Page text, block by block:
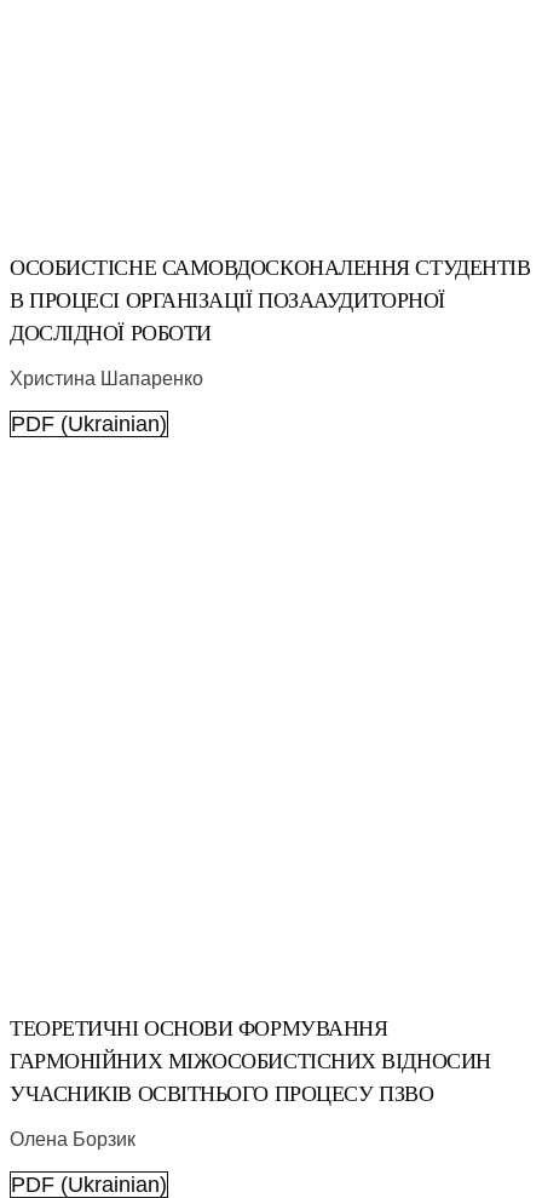
ОСОБИСТІСНЕ САМОВДОСКОНАЛЕННЯ СТУДЕНТІВ
В ПРОЦЕСІ ОРГАНІЗАЦІЇ ПОЗААУДИТОРНОЇ
ДОСЛІДНОЇ РОБОТИ
Христина Шапаренко
PDF (Ukrainian)
ТЕОРЕТИЧНІ ОСНОВИ ФОРМУВАННЯ
ГАРМОНІЙНИХ МІЖОСОБИСТІСНИХ ВІДНОСИН
УЧАСНИКІВ ОСВІТНЬОГО ПРОЦЕСУ ПЗВО
Олена Борзик
PDF (Ukrainian)